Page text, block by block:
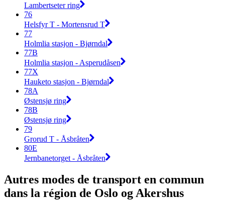
Lambertseter ring
76
Helsfyr T - Mortensrud T
77
Holmlia stasjon - Bjørndal
77B
Holmlia stasjon - Asperudåsen
77X
Hauketo stasjon - Bjørndal
78A
Østensjø ring
78B
Østensjø ring
79
Grorud T - Åsbråten
80E
Jernbanetorget - Åsbråten
Autres modes de transport en commun
dans la région de Oslo og Akershus